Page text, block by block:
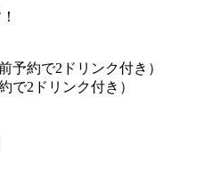
予約で2ドリンク付き）
で2ドリンク付き）